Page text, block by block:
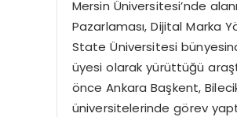
Mersin Üniversitesi’nde
Pazarlaması, Dijital Marka
State Üniversitesi
üyesi olarak yürüttüğü
önce Ankara Başkent,
üniversitelerinde görev